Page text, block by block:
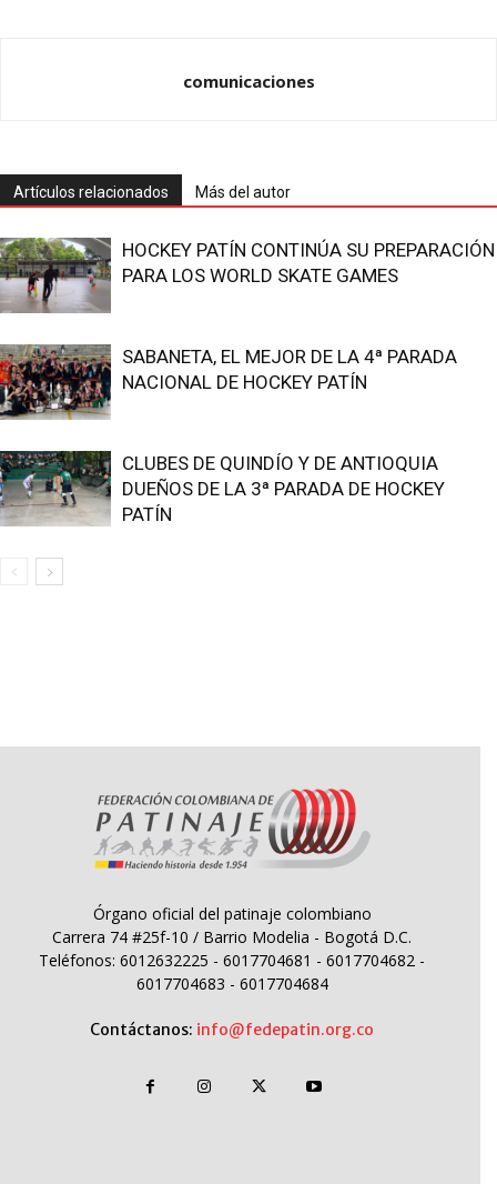
comunicaciones
Artículos relacionados Más del autor
HOCKEY PATÍN CONTINÚA SU PREPARACIÓN
PARA LOS WORLD SKATE GAMES
SABANETA, EL MEJOR DE LA 4ª PARADA
NACIONAL DE HOCKEY PATÍN
CLUBES DE QUINDÍO Y DE ANTIOQUIA
DUEÑOS DE LA 3ª PARADA DE HOCKEY
PATÍN
Órgano oficial del patinaje colombiano
Carrera 74 #25f-10 / Barrio Modelia - Bogotá D.C.
Teléfonos: 6012632225 - 6017704681 - 6017704682 -
6017704683 - 6017704684
Contáctanos: info@fedepatin.org.co